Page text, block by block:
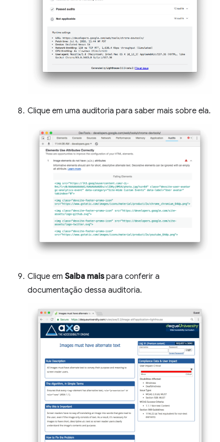
Clique em uma auditoria para saber mais sobre ela.
Clique em Saiba maispara conferir a
documentação dessa auditoria.